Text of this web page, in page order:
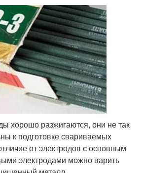
хорошо разжигаются, они не так
к подготовке свариваемых
от электродов с основным
электродами можно варить